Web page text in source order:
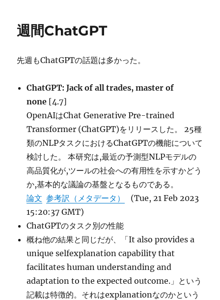
週間ChatGPT
先週もChatGPTの話題は多かった。
ChatGPT: Jack of all trades, master of
none [4.7]
OpenAIはChat Generative Pre-trained
Transformer (ChatGPT)をリリースした。 25種
類のNLPタスクにおけるChatGPTの機能について
検討した。 本研究は,最近の予測型NLPモデルの
高品質化が,ツールの社会への有用性を示すかどう
か,基本的な議論の基盤となるものである。
論文 参考訳（メタデータ）
(Tue, 21 Feb 2023
15:20:37 GMT)
ChatGPTのタスク別の性能
概ね他の結果と同じだが、「It also provides a
unique selfexplanation capability that
facilitates human understanding and
adaptation to the expected outcome.」という
記載は特徴的。それはexplanationなのかという